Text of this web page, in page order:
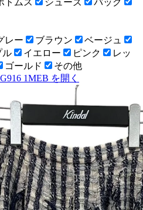
トムス シューズ
バッグ
レー ブラウン
ベージュ
ル イエロー ピンク
レッ
ゴールド
その他
1MEB を開く